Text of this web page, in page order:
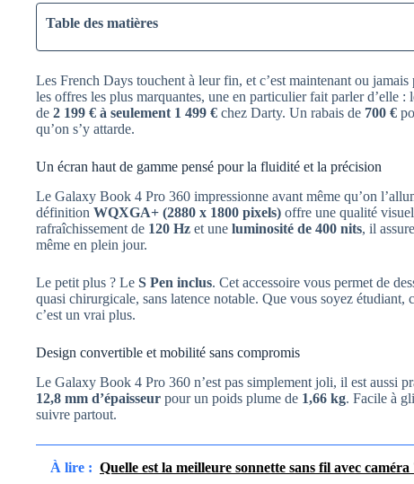
Table des matières
Les French Days touchent à leur fin, et c’est maintenant ou
les offres les plus marquantes, une en particulier fait parler d’elle :
de 2 199 € à seulement 1 499 € chez Darty. Un rabais de 700 €
qu’on s’y attarde.
Un écran haut de gamme pensé pour la fluidité et la précision
Le Galaxy Book 4 Pro 360 impressionne avant même qu’on
définition WQXGA+ (2880 x 1800 pixels) offre une qualité
rafraîchissement de 120 Hz et une luminosité de 400 nits, il
même en plein jour.
Le petit plus ? Le S Pen inclus. Cet accessoire vous permet de
quasi chirurgicale, sans latence notable. Que vous soyez étudiant,
c’est un vrai plus.
Design convertible et mobilité sans compromis
Le Galaxy Book 4 Pro 360 n’est pas simplement joli, il est aussi
12,8 mm d’épaisseur pour un poids plume de 1,66 kg. Facile à
suivre partout.
À lire : Quelle est la meilleure sonnette sans fil avec caméra